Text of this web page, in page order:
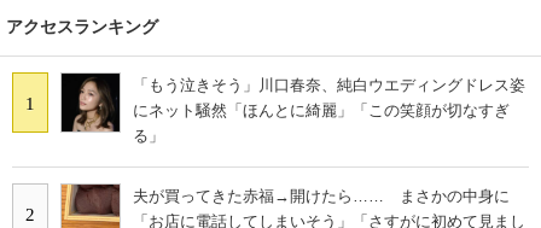
アクセスランキング
1
「もう泣きそう」川口春奈、純白ウエディングドレス姿
にネット騒然「ほんとに綺麗」「この笑顔が切なすぎ
る」
2
夫が買ってきた赤福→開けたら…… まさかの中身に
「お店に電話してしまいそう」「さすがに初めて見まし